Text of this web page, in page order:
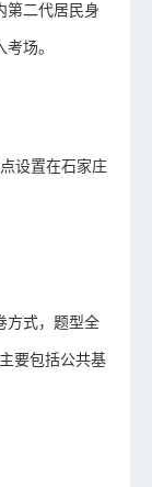
第二代居民身
场。
设置在石家庄
方式，题型全
要包括公共基